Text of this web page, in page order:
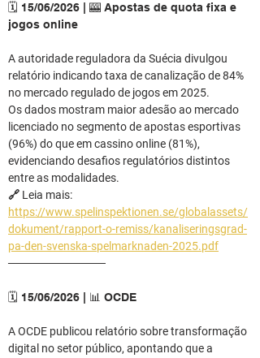
🗓️ 15/06/2026 | 🎰 Apostas de quota fixa e
jogos online
A autoridade reguladora da Suécia divulgou
relatório indicando taxa de canalização de 84%
no mercado regulado de jogos em 2025.
Os dados mostram maior adesão ao mercado
licenciado no segmento de apostas esportivas
(96%) do que em cassino online (81%),
evidenciando desafios regulatórios distintos
entre as modalidades.
🔗 Leia mais:
https://www.spelinspektionen.se/globalassets/
dokument/rapport-o-remiss/kanaliseringsgrad-
pa-den-svenska-spelmarknaden-2025.pdf
────────────
🗓️ 15/06/2026 | 📊 OCDE
A OCDE publicou relatório sobre transformação
digital no setor público, apontando que a